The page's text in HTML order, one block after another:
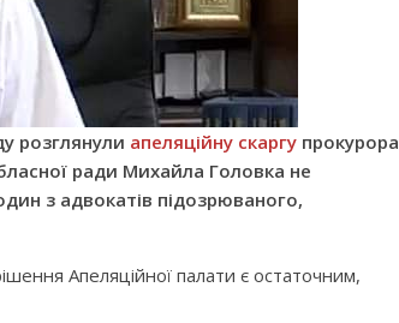
розглянули апеляційну скаргу прокурора
ради Михайла Головка не
з адвокатів підозрюваного,
Апеляційної палати є остаточним,